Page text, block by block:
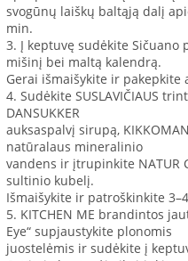
svogūnų laiškų baltąją dalį
min.
3. Į keptuvę sudėkite Sičuano
mišinį bei maltą kalendrą.
Gerai išmaišykite ir pakepkite
4. Sudėkite SUSLAVIČIAUS
DANSUKKER
auksaspalvį sirupą,
natūralaus mineralinio
vandens ir įtrupinkite NATUR
sultinio kubelį.
Išmaišykite ir patroškinkite
5. KITCHEN ME brandintos
Eye“ supjaustykite plonomis
juostelėmis ir sudėkite į